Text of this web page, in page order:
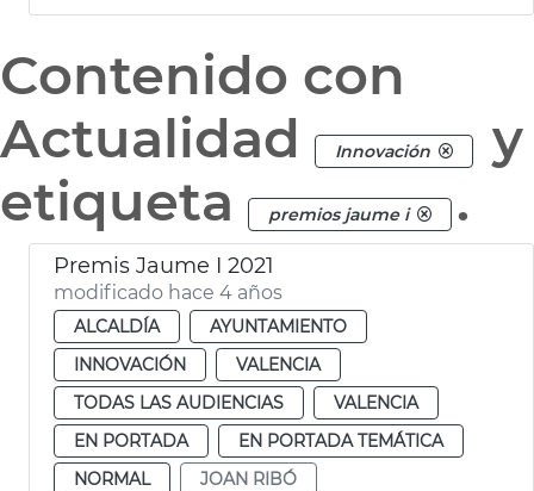
Contenido con
Actualidad
Innovación
y
etiqueta
premios jaume i .
Premis Jaume I 2021
modificado hace 4 años
ALCALDÍA
AYUNTAMIENTO
INNOVACIÓN
VALENCIA
TODAS LAS AUDIENCIAS
VALENCIA
EN PORTADA
EN PORTADA TEMÁTICA
NORMAL
JOAN RIBÓ